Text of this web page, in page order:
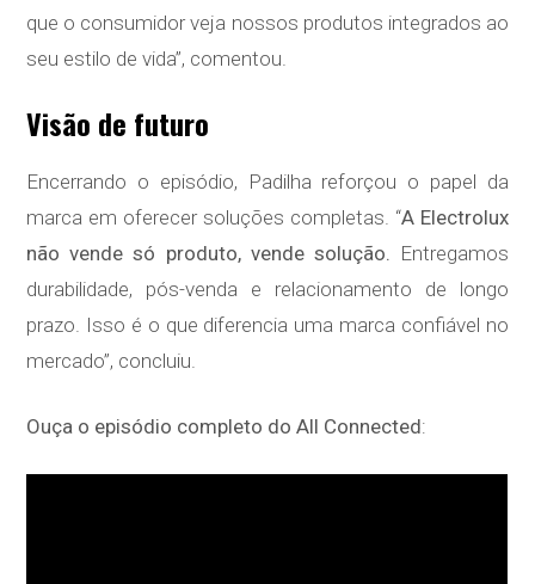
que o consumidor veja nossos produtos integrados ao
seu estilo de vida”, comentou.
Visão de futuro
Encerrando o episódio, Padilha reforçou o papel da
marca em oferecer soluções completas. “A Electrolux
não vende só produto, vende solução. Entregamos
durabilidade, pós-venda e relacionamento de longo
prazo. Isso é o que diferencia uma marca confiável no
mercado”, concluiu.
Ouça o episódio completo do All Connected: